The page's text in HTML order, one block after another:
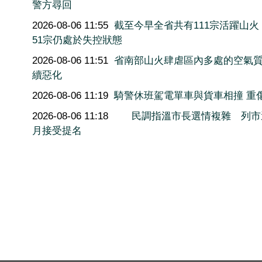
警方尋回
2026-08-06 11:55 截至今早全省共有111宗活躍山火
51宗仍處於失控狀態
2026-08-06 11:51 省南部山火肆虐區內多處的空氣
續惡化
2026-08-06 11:19 騎警休班駕電單車與貨車相撞 重
2026-08-06 11:18
民調指溫市長選情複雜 列
月接受提名